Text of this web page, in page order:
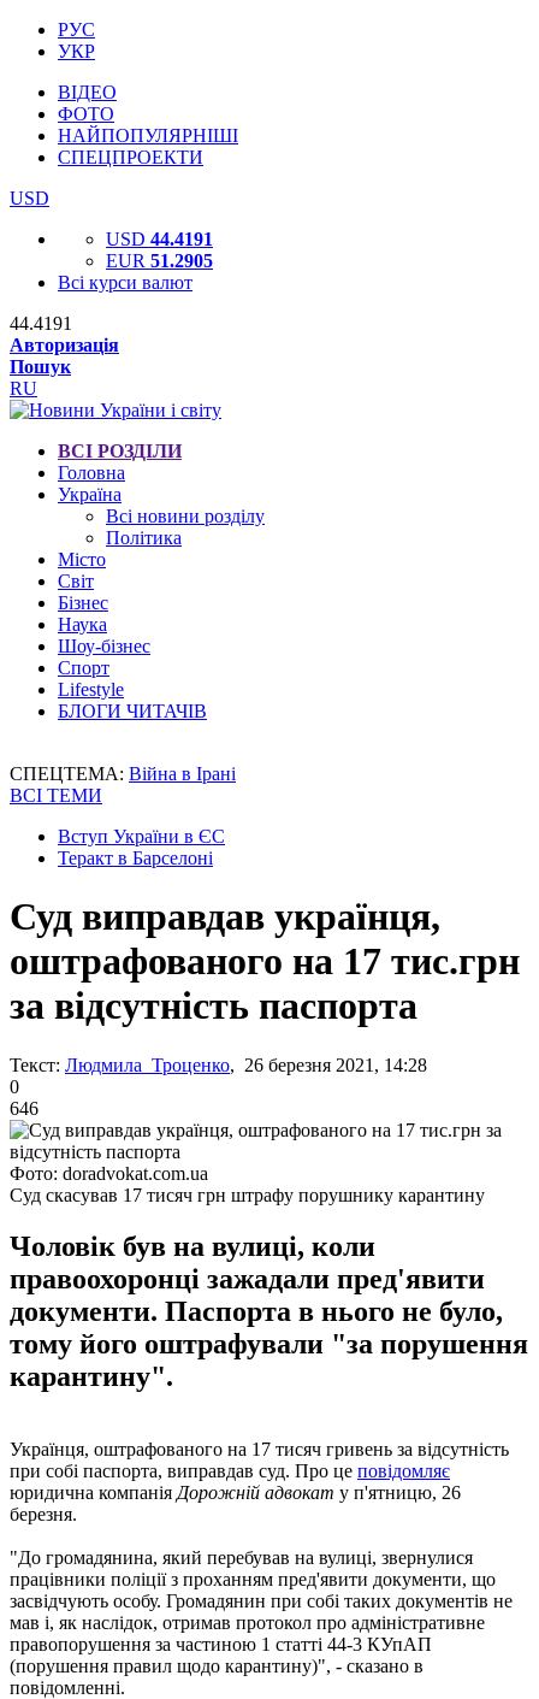
РУС
УКР
ВІДЕО
ФОТО
НАЙПОПУЛЯРНІШІ
СПЕЦПРОЕКТИ
USD
USD 44.4191
EUR 51.2905
Всі курси валют
44.4191
Авторизація
Пошук
RU
ВСІ РОЗДІЛИ
Головна
Україна
Всі новини розділу
Політика
Місто
Світ
Бізнес
Наука
Шоу-бізнес
Спорт
Lifestyle
БЛОГИ ЧИТАЧІВ
СПЕЦТЕМА: Війна в Ірані
ВСІ ТЕМИ
Вступ України в ЄС
Теракт в Барселоні
Суд виправдав українця,
оштрафованого на 17 тис.грн
за відсутність паспорта
Текст: Людмила Троценко, 26 березня 2021, 14:28
0
646
Фото: doradvokat.com.ua
Суд скасував 17 тисяч грн штрафу порушнику карантину
Чоловік був на вулиці, коли
правоохоронці зажадали пред'явити
документи. Паспорта в нього не було,
тому його оштрафували "за порушення
карантину".
Українця, оштрафованого на 17 тисяч гривень за відсутність
при собі паспорта, виправдав суд. Про це повідомляє
юридична компанія Дорожній адвокат у п'ятницю, 26
березня.
"До громадянина, який перебував на вулиці, звернулися
працівники поліції з проханням пред'явити документи, що
засвідчують особу. Громадянин при собі таких документів не
мав і, як наслідок, отримав протокол про адміністративне
правопорушення за частиною 1 статті 44-3 КУпАП
(порушення правил щодо карантину)", - сказано в
повідомленні.